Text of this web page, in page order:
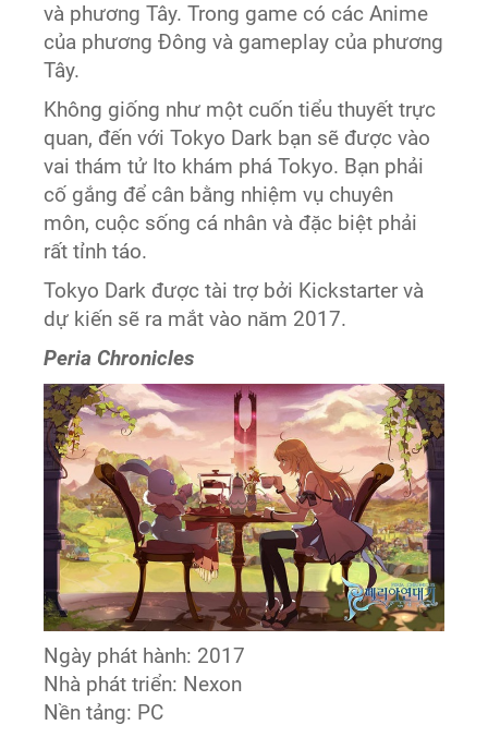
và phương Tây. Trong game có các Anime
của phương Đông và gameplay của phương
Tây.
Không giống như một cuốn tiểu thuyết trực
quan, đến với Tokyo Dark bạn sẽ được vào
vai thám tử Ito khám phá Tokyo. Bạn phải
cố gắng để cân bằng nhiệm vụ chuyên
môn, cuộc sống cá nhân và đặc biệt phải
rất tỉnh táo.
Tokyo Dark được tài trợ bởi Kickstarter và
dự kiến sẽ ra mắt vào năm 2017.
Peria Chronicles
Ngày phát hành: 2017
Nhà phát triển: Nexon
Nền tảng: PC